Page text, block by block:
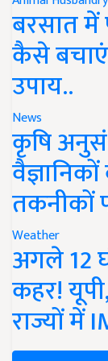
बरसात में
कैसे
उपाय..
News
कृषि
तकनीकों
Weather
अगले 12
कहर!
राज्यों में